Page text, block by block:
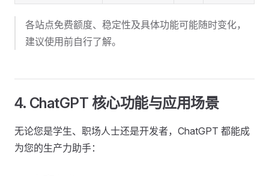
各站点免费额度、稳定性及具体功能可能随时变化，
建议使用前自行了解。
4. ChatGPT 核心功能与应用场景
无论您是学生、职场人士还是开发者，ChatGPT 都能成
为您的生产力助手：